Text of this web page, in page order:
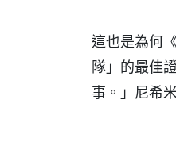
這也是為何
隊」的最佳
事。」尼希